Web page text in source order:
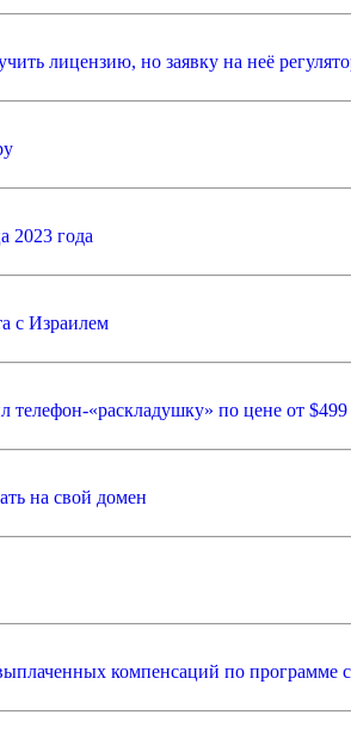
лицензию, но заявку на неё
2023 года
с Израилем
телефон-«раскладушку» по цене от
на свой домен
компенсаций по